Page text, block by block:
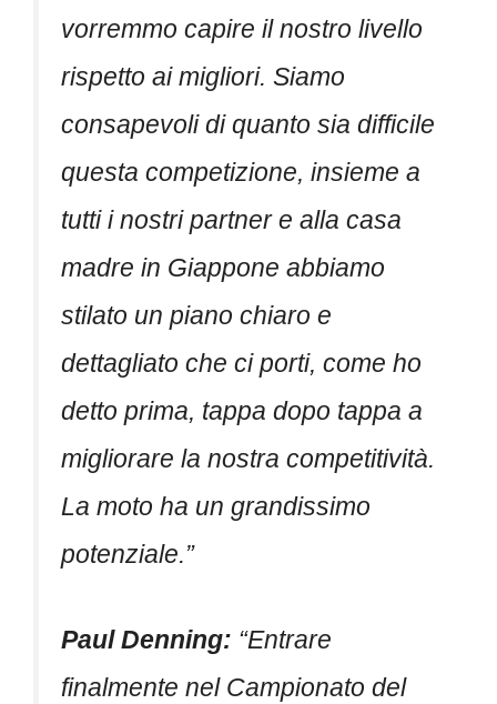
vorremmo capire il nostro livello
rispetto ai migliori. Siamo
consapevoli di quanto sia difficile
questa competizione, insieme a
tutti i nostri partner e alla casa
madre in Giappone abbiamo
stilato un piano chiaro e
dettagliato che ci porti, come ho
detto prima, tappa dopo tappa a
migliorare la nostra competitività.
La moto ha un grandissimo
potenziale.”
Paul Denning: “Entrare
finalmente nel Campionato del